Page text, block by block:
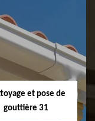
de
et faitière
31
et pose de
gouttière 31